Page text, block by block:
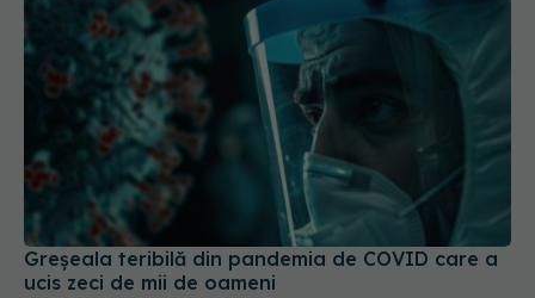
Greșeala teribilă din pandemia de COVID care a
ucis zeci de mii de oameni